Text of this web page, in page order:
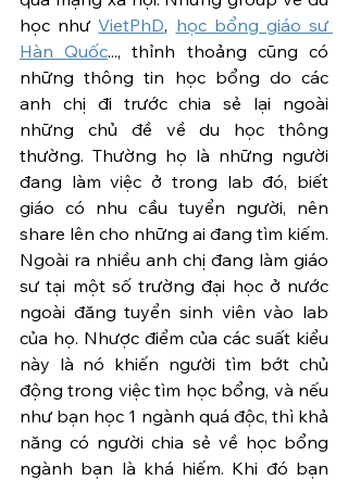
học như VietPhD, học bổng giáo sư
Hàn Quốc..., thỉnh thoảng cũng có
những thông tin học bổng do các
anh chị đi trước chia sẻ lại ngoài
những chủ đề về du học thông
thường. Thường họ là những người
đang làm việc ở trong lab đó, biết
giáo có nhu cầu tuyển người, nên
share lên cho những ai đang tìm kiếm.
Ngoài ra nhiều anh chị đang làm giáo
sư tại một số trường đại học ở nước
ngoài đăng tuyển sinh viên vào lab
của họ. Nhược điểm của các suất kiểu
này là nó khiến người tìm bớt chủ
động trong việc tìm học bổng, và nếu
như bạn học 1 ngành quá độc, thì khả
năng có người chia sẻ về học bổng
ngành bạn là khá hiếm. Khi đó bạn